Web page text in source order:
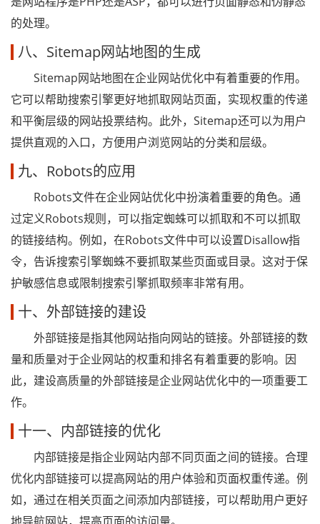
的处理。
八、Sitemap网站地图的生成
Sitemap网站地图在企业网站优化中有着重要的作用。
它可以帮助搜索引擎更好地抓取网站页面，实现权重的传递
和平衡层级的网站投票结构。此外，Sitemap还可以为用户
提供直观的入口，方便用户浏览网站的分类和层级。
九、Robots的应用
Robots文件在企业网站优化中扮演着重要的角色。通
过定义Robots规则，可以指定蜘蛛可以抓取和不可以抓取
的链接结构。例如，在Robots文件中可以设置Disallow指
令，告诉搜索引擎蜘蛛不要抓取某些页面或目录。这对于保
护敏感信息或限制搜索引擎抓取频率非常有用。
十、外部链接的建设
外部链接是指其他网站指向网站的链接。外部链接的数
量和质量对于企业网站的权重和排名有着重要的影响。因
此，建设高质量的外部链接是企业网站优化中的一项重要工
作。
十一、内部链接的优化
内部链接是指企业网站内部不同页面之间的链接。合理
优化内部链接可以提高网站的用户体验和页面权重传递。例
如，通过在相关页面之间添加内部链接，可以帮助用户更好